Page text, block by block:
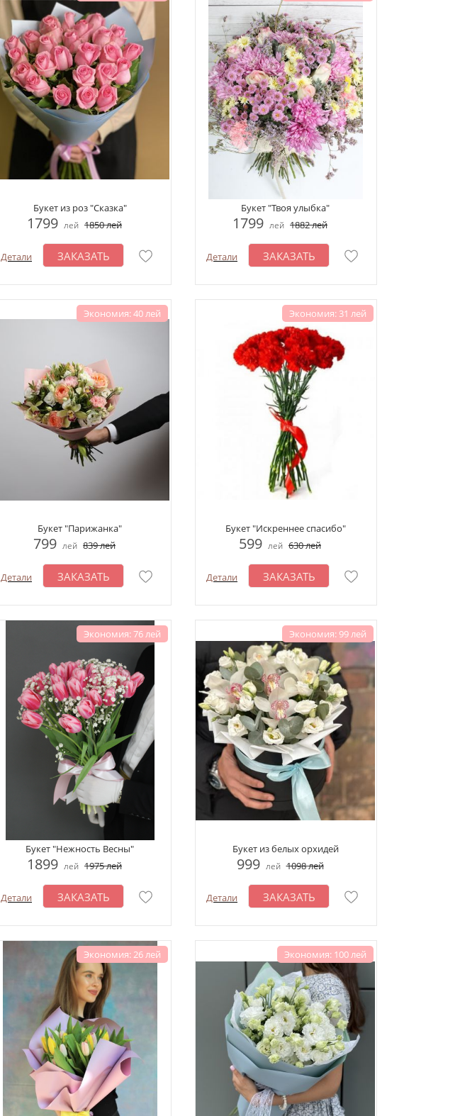
Букет из роз "Сказка"
1799 лей 1850лей
Детали ЗАКАЗАТЬ
Букет "Твоя улыбка"
1799 лей 1882лей
Детали ЗАКАЗАТЬ
Экономия: 40 лей
Букет "Парижанка"
799 лей 839лей
Детали ЗАКАЗАТЬ
Экономия: 31 лей
Букет "Искреннее спасибо"
599 лей 630лей
Детали ЗАКАЗАТЬ
Экономия: 76 лей
Букет "Нежность Весны"
1899 лей 1975лей
Детали ЗАКАЗАТЬ
Экономия: 99 лей
Букет из белых орхидей
999 лей 1098лей
Детали ЗАКАЗАТЬ
Экономия: 26 лей Экономия: 100 лей